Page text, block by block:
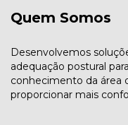
Quem Somos
Desenvolvemos
adequação postural
conhecimento da área
proporcionar mais